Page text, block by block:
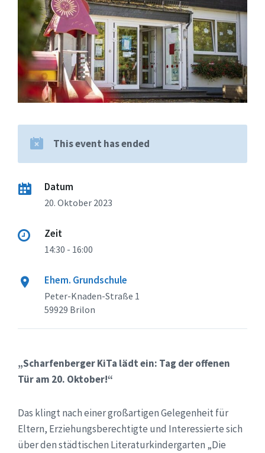
This event has ended
Datum
20. Oktober 2023
Zeit
14:30 - 16:00
Ehem. Grundschule
Peter-Knaden-Straße 1
59929 Brilon
„Scharfenberger KiTa lädt ein: Tag der offenen
Tür am 20. Oktober!“
Das klingt nach einer großartigen Gelegenheit für
Eltern, Erziehungsberechtigte und Interessierte sich
über den städtischen Literaturkindergarten „Die